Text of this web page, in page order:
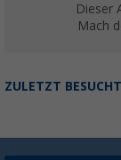
Dieser
Mach
ZULETZT BESUCHT